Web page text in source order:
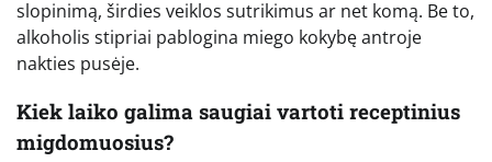
slopinimą, širdies veiklos sutrikimus ar net komą. Be to,
alkoholis stipriai pablogina miego kokybę antroje
nakties pusėje.
Kiek laiko galima saugiai vartoti receptinius
migdomuosius?